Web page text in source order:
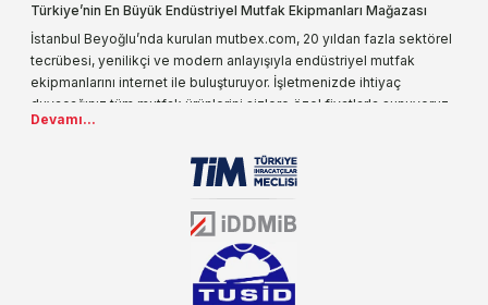
Türkiye’nin En Büyük Endüstriyel Mutfak Ekipmanları Mağazası
İstanbul Beyoğlu’nda kurulan mutbex.com, 20 yıldan fazla sektörel
tecrübesi, yenilikçi ve modern anlayışıyla endüstriyel mutfak
ekipmanlarını internet ile buluşturuyor. İşletmenizde ihtiyaç
duyacağınız tüm mutfak ürünlerini sizlere özel fiyatlarla sunuyoruz.
Endüstriyel mutfak malzemesi deyince akla gelen ilk adreslerden
sektörün farklı alanlarında da faliyet gösteren mutbex.com,
Öztiryakiler resmi bayisidir. Öztiryakiler ürünleri üzerinde büyük bir
donanıma sahip ekibi ile müşterilerine koşulsuz destek sunan
mutbex.com ile endüstriyel mutfak malzemeleri konusunda
alacağınız hizmet standartların her zaman üstünde olacaktır.
Devamı...